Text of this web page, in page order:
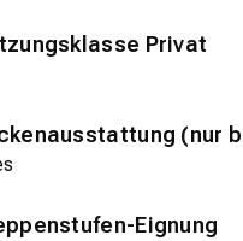
Privat
(nur
Eignung